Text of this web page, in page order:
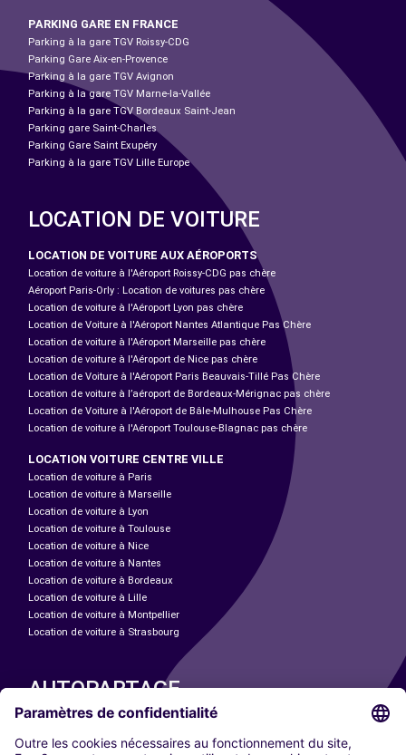
PARKING GARE EN FRANCE
Parking à la gare TGV Roissy-CDG
Parking Gare Aix-en-Provence
Parking à la gare TGV Avignon
Parking à la gare TGV Marne-la-Vallée
Parking à la gare TGV Bordeaux Saint-Jean
Parking gare Saint-Charles
Parking Gare Saint Exupéry
Parking à la gare TGV Lille Europe
LOCATION DE VOITURE
LOCATION DE VOITURE AUX AÉROPORTS
Location de voiture à l'Aéroport Roissy-CDG pas chère
Aéroport Paris-Orly : Location de voitures pas chère
Location de voiture à l'Aéroport Lyon pas chère
Location de Voiture à l'Aéroport Nantes Atlantique Pas Chère
Location de voiture à l'Aéroport Marseille pas chère
Location de voiture à l'Aéroport de Nice pas chère
Location de Voiture à l'Aéroport Paris Beauvais-Tillé Pas Chère
Location de voiture à l’aéroport de Bordeaux-Mérignac pas chère
Location de Voiture à l'Aéroport de Bâle-Mulhouse Pas Chère
Location de voiture à l'Aéroport Toulouse-Blagnac pas chère
LOCATION VOITURE CENTRE VILLE
Location de voiture à Paris
Location de voiture à Marseille
Location de voiture à Lyon
Location de voiture à Toulouse
Location de voiture à Nice
Location de voiture à Nantes
Location de voiture à Bordeaux
Location de voiture à Lille
Location de voiture à Montpellier
Location de voiture à Strasbourg
AUTOPARTAGE
Paris